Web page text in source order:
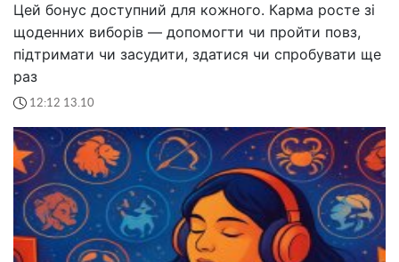
Цей бонус доступний для кожного. Карма росте зі
щоденних виборів — допомогти чи пройти повз,
підтримати чи засудити, здатися чи спробувати ще
раз
12:12 13.10